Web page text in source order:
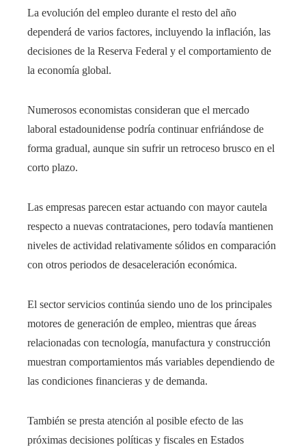
La evolución del empleo durante el resto del año
dependerá de varios factores, incluyendo la inflación, las
decisiones de la Reserva Federal y el comportamiento de
la economía global.
Numerosos economistas consideran que el mercado
laboral estadounidense podría continuar enfriándose de
forma gradual, aunque sin sufrir un retroceso brusco en el
corto plazo.
Las empresas parecen estar actuando con mayor cautela
respecto a nuevas contrataciones, pero todavía mantienen
niveles de actividad relativamente sólidos en comparación
con otros periodos de desaceleración económica.
El sector servicios continúa siendo uno de los principales
motores de generación de empleo, mientras que áreas
relacionadas con tecnología, manufactura y construcción
muestran comportamientos más variables dependiendo de
las condiciones financieras y de demanda.
También se presta atención al posible efecto de las
próximas decisiones políticas y fiscales en Estados